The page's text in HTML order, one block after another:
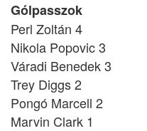
Gólpasszok
Perl Zoltán 4
Nikola Popovic 3
Váradi Benedek 3
Trey Diggs 2
Pongó Marcell 2
Marvin Clark 1